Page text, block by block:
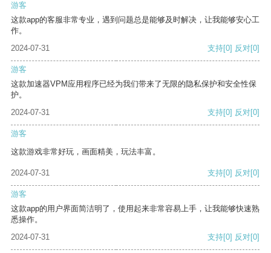
游客
这款app的客服非常专业，遇到问题总是能够及时解决，让我能够安心工
作。
2024-07-31
支持[0] 反对[0]
游客
这款加速器VPM应用程序已经为我们带来了无限的隐私保护和安全性保
护。
2024-07-31
支持[0] 反对[0]
游客
这款游戏非常好玩，画面精美，玩法丰富。
2024-07-31 支持[0] 反对[0]
游客
这款app的用户界面简洁明了，使用起来非常容易上手，让我能够快速熟
悉操作。
2024-07-31
支持[0] 反对[0]